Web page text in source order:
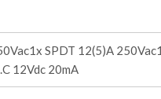
SPDT 12(5)A
12Vdc 20mA